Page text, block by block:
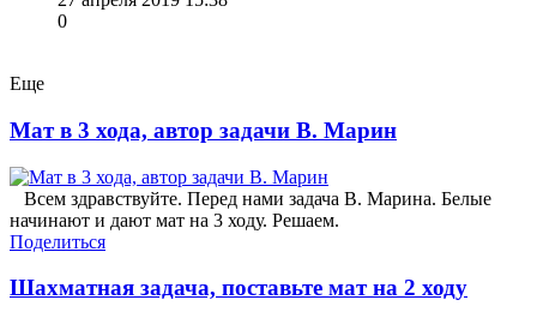
0
Еще
Мат в 3 хода, автор задачи В. Марин
Всем здравствуйте. Перед нами задача В. Марина. Белые
начинают и дают мат на 3 ходу. Решаем.
Поделиться
Шахматная задача, поставьте мат на 2 ходу